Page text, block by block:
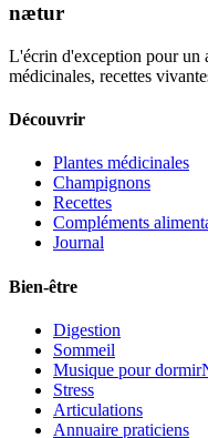
nætur
L'écrin d'exception pour un
médicinales, recettes
Découvrir
Plantes médicinales
Champignons
Recettes
Compléments
Journal
Bien-être
Digestion
Sommeil
Musique pour dormir
Stress
Articulations
Annuaire praticiens